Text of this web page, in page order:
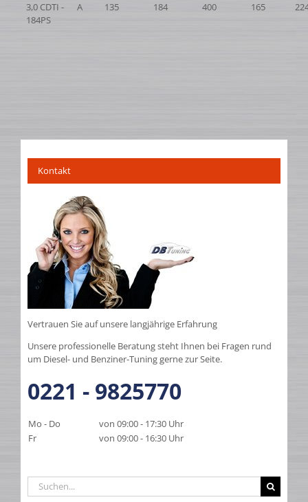
3,0 CDTI -
184PS
A 135 184 400 165
Kontakt
Vertrauen Sie auf unsere langjährige Erfahrung
Unsere professionelle Beratung steht Ihnen bei Fragen rund
um Diesel- und Benziner-Tuning gerne zur Seite.
0221 - 9825770
Mo - Do
von 09:00 - 17:30 Uhr
Fr
von 09:00 - 16:30 Uhr
Suche
nach: